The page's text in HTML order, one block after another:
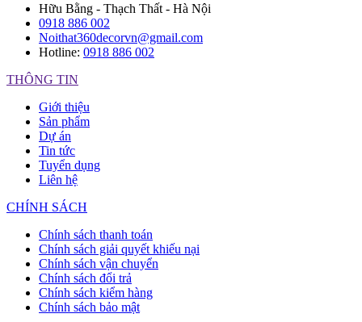
Hữu Bằng - Thạch Thất - Hà Nội
0918 886 002
Noithat360decorvn@gmail.com
Hotline: 0918 886 002
THÔNG TIN
Giới thiệu
Sản phẩm
Dự án
Tin tức
Tuyển dụng
Liên hệ
CHÍNH SÁCH
Chính sách thanh toán
Chính sách giải quyết khiếu nại
Chính sách vận chuyển
Chính sách đổi trả
Chính sách kiểm hàng
Chính sách bảo mật